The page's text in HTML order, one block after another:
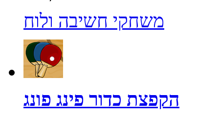
משחקי חשיבה ולוח
הקפצת כדור פינג פונג